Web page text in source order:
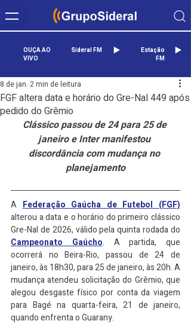
OUÇA AO
VIVO
Sideral FM
Estação
FM
FGF altera data e horário do Gre-Nal 449 após
pedido do Grêmio
8 de jan. 2 min de leitura
Clássico passou de 24 para 25 de
janeiro e Inter manifestou
discordância com mudança no
planejamento​
A Federação Gaúcha de Futebol (FGF)
alterou a data e o horário do primeiro clássico
Campeonato Gaúcho. A partida, que
ocorrerá no Beira-Rio, passou de 24 de
janeiro, às 18h30, para 25 de janeiro, às 20h. A
mudança atendeu solicitação do Grêmio, que
alegou desgaste físico por conta da viagem
para Bagé na quarta-feira, 21 de janeiro,
quando enfrenta o Guarany.​